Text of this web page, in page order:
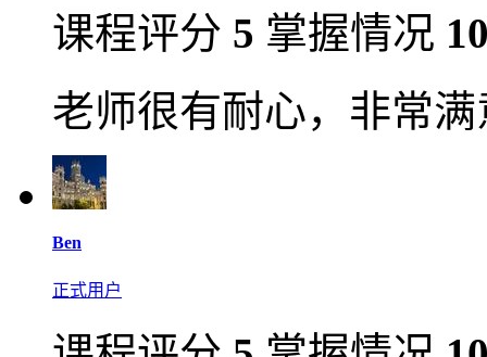
课程评分 5 掌握情况
老师很有耐心，非常满
Ben
正式用户